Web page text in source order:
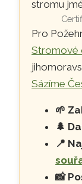
Pro
Stromové
Sázíme
🌱
🌲
📍
📸